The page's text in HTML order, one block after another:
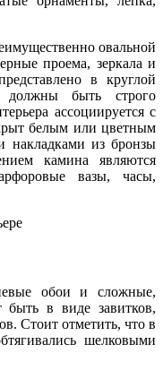
овальной
проема, зеркала и
в круглой
быть строго
ассоциируется с
белым или цветным
из бронзы
камина являются
вазы, часы,
обои и сложные,
в виде завитков,
Стоит отметить, что в
шелковыми